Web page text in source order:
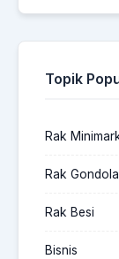
Topik
Rak
Rak Gondola
Rak Besi
Bisnis